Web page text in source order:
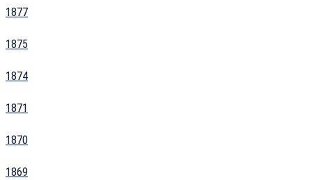
1877
1875
1874
1871
1870
1869